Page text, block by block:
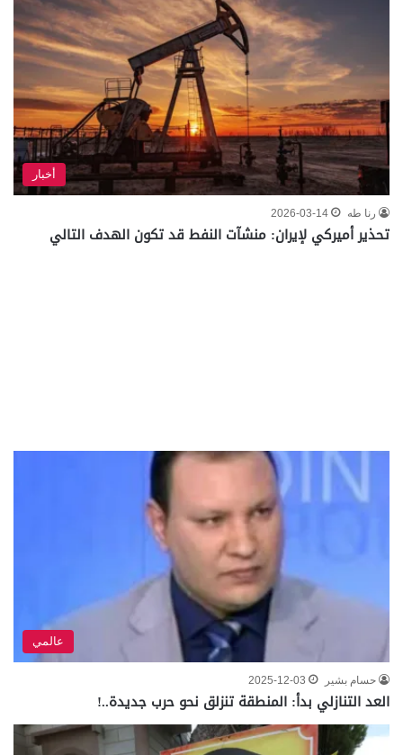
أخبار
رنا طه 2026-03-14
تحذير أميركي لإيران: منشآت النفط قد تكون الهدف التالي
عالمي
حسام بشير 2025-12-03
العد التنازلي بدأ: المنطقة تنزلق نحو حرب جديدة..!